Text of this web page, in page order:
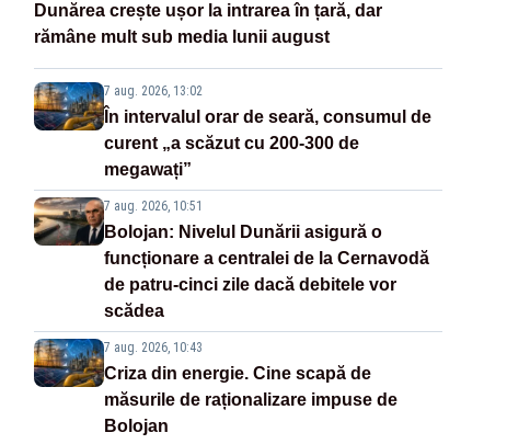
Dunărea crește ușor la intrarea în țară, dar
rămâne mult sub media lunii august
7 aug. 2026, 13:02
În intervalul orar de seară, consumul de
curent „a scăzut cu 200-300 de
megawați”
7 aug. 2026, 10:51
Bolojan: Nivelul Dunării asigură o
funcționare a centralei de la Cernavodă
de patru-cinci zile dacă debitele vor
scădea
7 aug. 2026, 10:43
Criza din energie. Cine scapă de
măsurile de raționalizare impuse de
Bolojan